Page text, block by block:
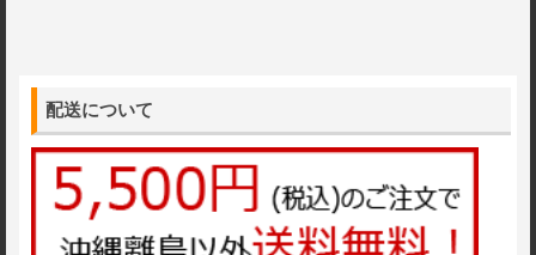
配送について